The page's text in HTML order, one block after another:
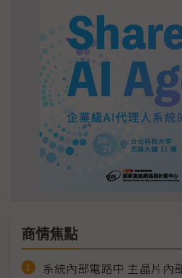
商情焦點
系統內部電路中 主晶片內